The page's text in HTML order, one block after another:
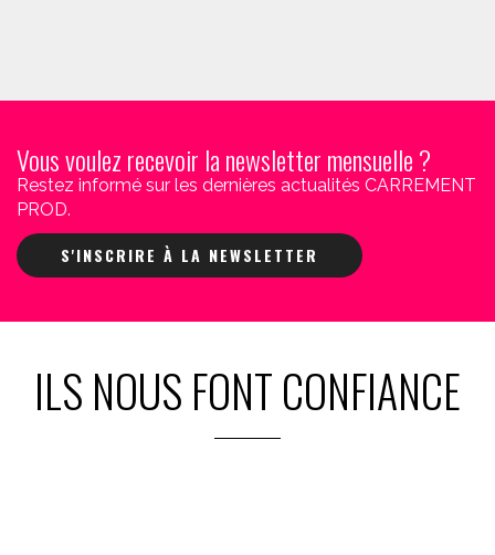
Vous voulez recevoir la newsletter mensuelle ?
Restez informé sur les dernières actualités CARREMENT
PROD.
S'INSCRIRE À LA NEWSLETTER
ILS NOUS FONT CONFIANCE